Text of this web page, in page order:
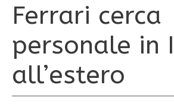
Ferrari cerca
personale in
all’estero